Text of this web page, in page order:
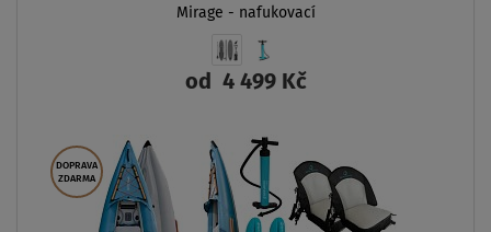
Mirage - nafukovací
od 4 499 Kč
ZOBRAZIT
DOPRAVA
ZDARMA